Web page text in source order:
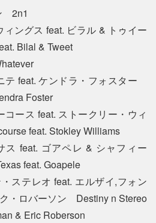
2n1
ングス feat. ビラル & トゥイー
Bilal & Tweet
テ feat. ケンドラ・フォスター
Foster
ース feat. ストークリー・ウィ
feat. Stokley Williams
ス feat. ゴアペレ & シャフィー
feat. Goapele
ステレオ feat. エルザイ,フォン
・ロバーソン Destiny n Stereo
& Eric Roberson